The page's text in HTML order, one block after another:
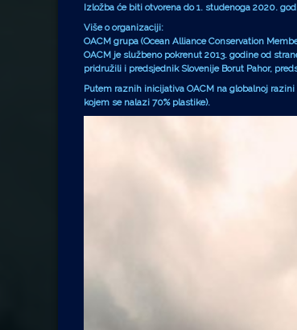
Izložba će biti otvorena do 1. studenoga 2020.
Više o organizaciji:
OACM grupa (Ocean Alliance Conservation
OACM je službeno pokrenut 2013. godine od
pridružili i predsjednik Slovenije Borut Pahor,
Putem raznih inicijativa OACM na globalnoj
kojem se nalazi 70% plastike).